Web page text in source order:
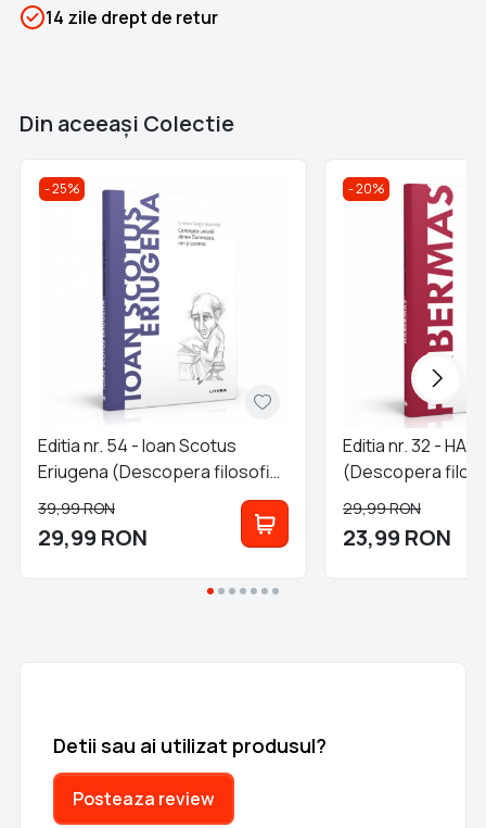
Categorii
Descoperă Filosofia
14 zile drept de retur
Din aceeaşi Colectie
25%
Editia nr. 54 - Ioan Scotus
Eriugena (Descopera filosofia
- repunere)
29,99 RON
39,99RON
20%
Editia nr. 32 -
(Descopera
23,99 RON
29,99RON
Detii sau ai utilizat produsul?
Posteaza review